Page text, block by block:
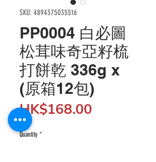
SKU: 4894375035516
PP0004 白必圖
松茸味奇亞籽梳
打餅乾 336g x
(原箱12包)
HK$168.00
Quantity *